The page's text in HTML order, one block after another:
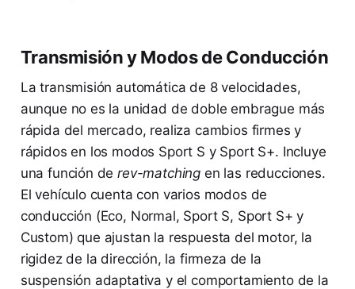
Transmisión y Modos de Conducción
La transmisión automática de 8 velocidades,
aunque no es la unidad de doble embrague más
rápida del mercado, realiza cambios firmes y
rápidos en los modos Sport S y Sport S+. Incluye
una función derev-matching en las reducciones.
El vehículo cuenta con varios modos de
conducción (Eco, Normal, Sport S, Sport S+ y
Custom) que ajustan la respuesta del motor, la
rigidez de la dirección, la firmeza de la
suspensión adaptativa y el comportamiento de la